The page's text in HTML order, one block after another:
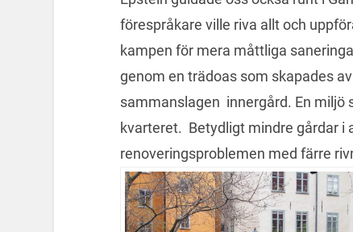
förespråkare ville riva allt och
kampen för mera måttliga
genom en trädoas som skapades
sammanslagen innergård. En miljö
kvarteret. Betydligt mindre gårdar i
renoveringsproblemen med färre